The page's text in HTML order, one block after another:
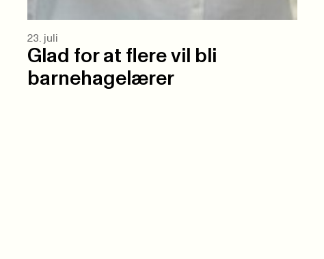
23. juli
Glad for at flere vil bli
barnehagelærer